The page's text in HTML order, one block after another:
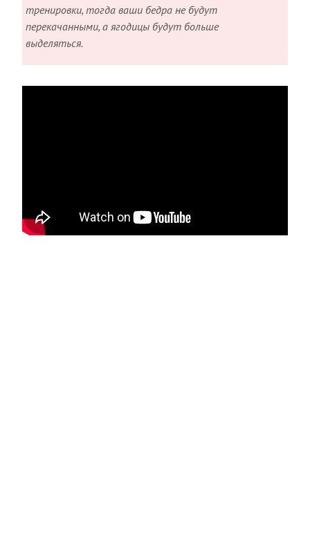
тренировки, тогда ваши бедра не будут
перекачанными, а ягодицы будут больше
выделяться.